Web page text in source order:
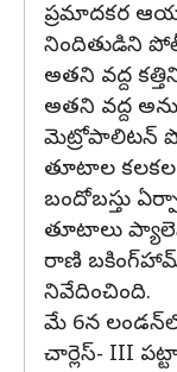
ప్రమాదకర
నిందితుడిని
అతని వద్ద
అతని వద్ద
మెట్రోపాలిటన్
తూటాల
బందోబస్తు
తూటాలు
రాణి
నివేదించింది.
మే 6న
చార్లెస్- III